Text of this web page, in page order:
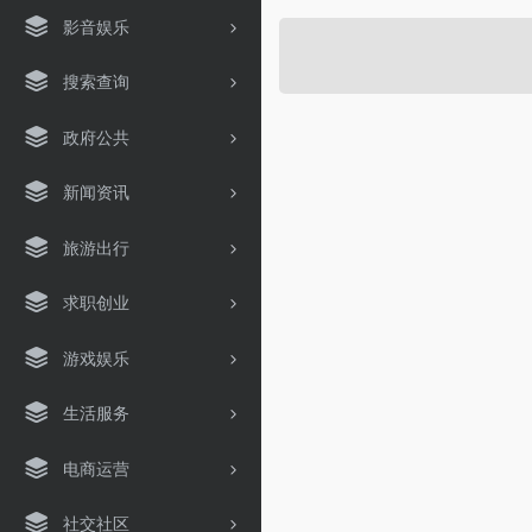
影音娱乐
搜索查询
政府公共
新闻资讯
旅游出行
求职创业
游戏娱乐
生活服务
电商运营
社交社区